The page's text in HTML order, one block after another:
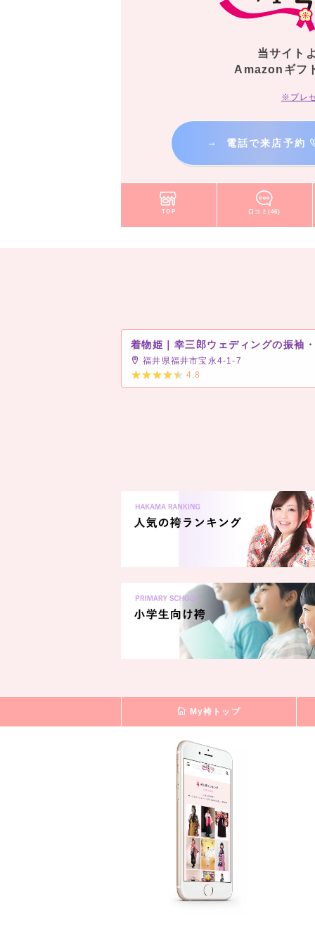
当サイト
Amazonギフ
※プレ
→ 電話で来店予約
TOP 口コミ(46)
着物姫｜幸三郎ウェディングの振袖
福井県福井市宝永4-1-7
4.8
My袴トップ